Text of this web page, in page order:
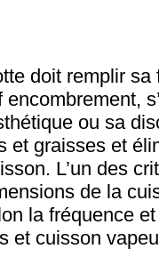
doit remplir sa
ou sa
et graisses et
L’un des
de la
la fréquence
et cuisson